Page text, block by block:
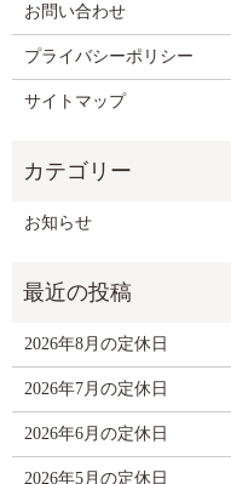
お問い合わせ
プライバシーポリシー
サイトマップ
お知らせ
2026年8月の定休日
2026年7月の定休日
2026年6月の定休日
2026年5月の定休日